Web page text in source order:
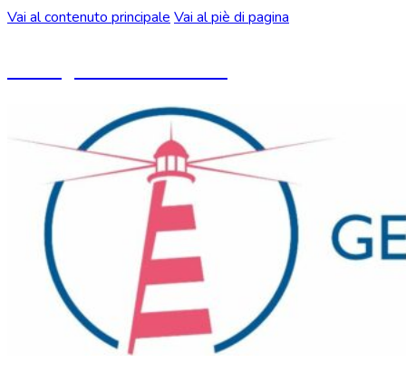
Vai al contenuto principale Vai al piè di pagina